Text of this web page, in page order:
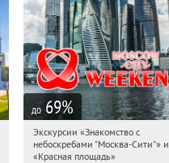
до 69%
15:50:27
Деловой центр
Экскурсии «Знакомство с
небоскребами "Москва-Сити"» и
«Красная площадь»